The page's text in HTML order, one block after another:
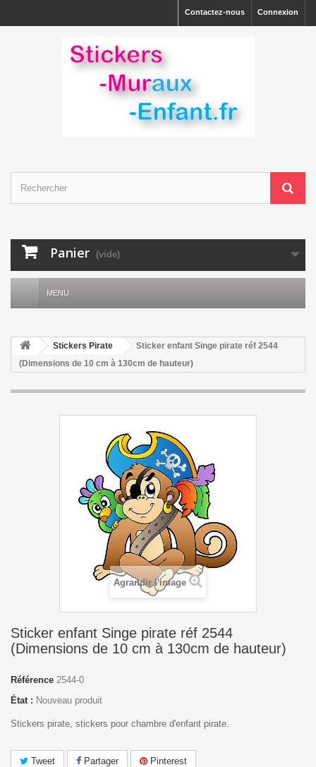
Connexion
Contactez-nous
Panier (vide)
MENU
Stickers Pirate
Sticker enfant Singe pirate réf 2544
(Dimensions de 10 cm à 130cm de hauteur)
Agrandir l'image
Sticker enfant Singe pirate réf 2544
(Dimensions de 10 cm à 130cm de hauteur)
Référence 2544-0
État : Nouveau produit
Stickers pirate, stickers pour chambre d'enfant pirate.
Tweet Partager Pinterest